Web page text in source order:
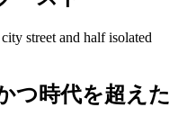
つ時代を超えた